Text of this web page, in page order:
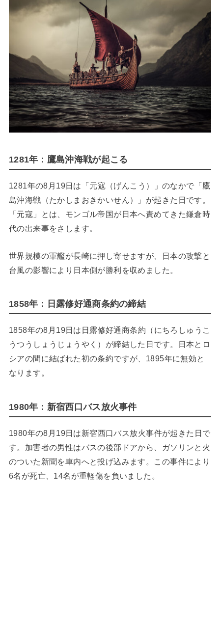
1281年：鷹島沖海戦が起こる
1281年の8月19日は「元寇（げんこう）」のなかで「鷹
島沖海戦（たかしまおきかいせん）」が起きた日です。
「元寇」とは、モンゴル帝国が日本へ責めてきた鎌倉時
代の出来事をさします。
世界規模の軍艦が長崎に押し寄せますが、日本の攻撃と
台風の影響により日本側が勝利を収めました。
1858年：日露修好通商条約の締結
1858年の8月19日は日露修好通商条約（にちろしゅうこ
うつうしょうじょうやく）が締結した日です。日本とロ
シアの間に結ばれた初の条約ですが、1895年に無効と
なります。
1980年：新宿西口バス放火事件
1980年の8月19日は新宿西口バス放火事件が起きた日で
す。加害者の男性はバスの後部ドアから、ガソリンと火
のついた新聞を車内へと投げ込みます。この事件により
6名が死亡、14名が重軽傷を負いました。